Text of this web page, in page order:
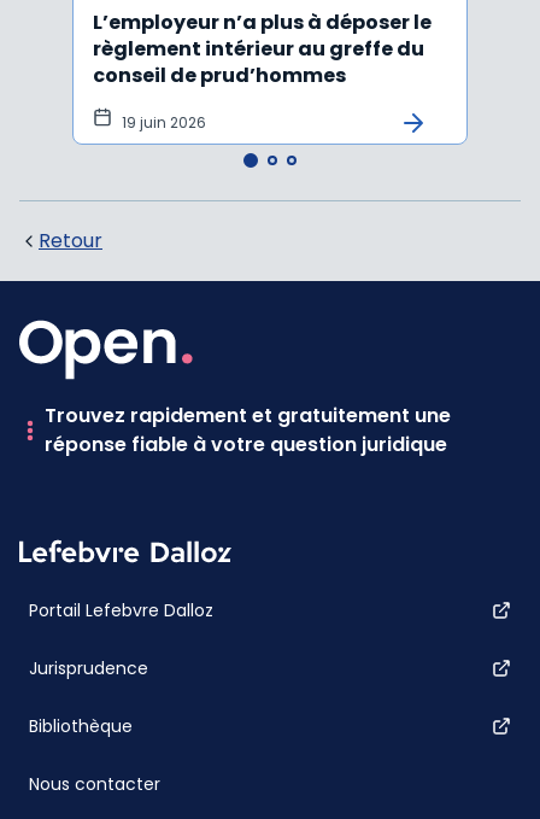
L’employeur n’a plus à déposer le
règlement intérieur au greffe du
conseil de prud’hommes
19 juin 2026
Retour
Trouvez rapidement et gratuitement une
réponse fiable à votre question juridique
Portail Lefebvre Dalloz
Jurisprudence
Bibliothèque
Nous contacter